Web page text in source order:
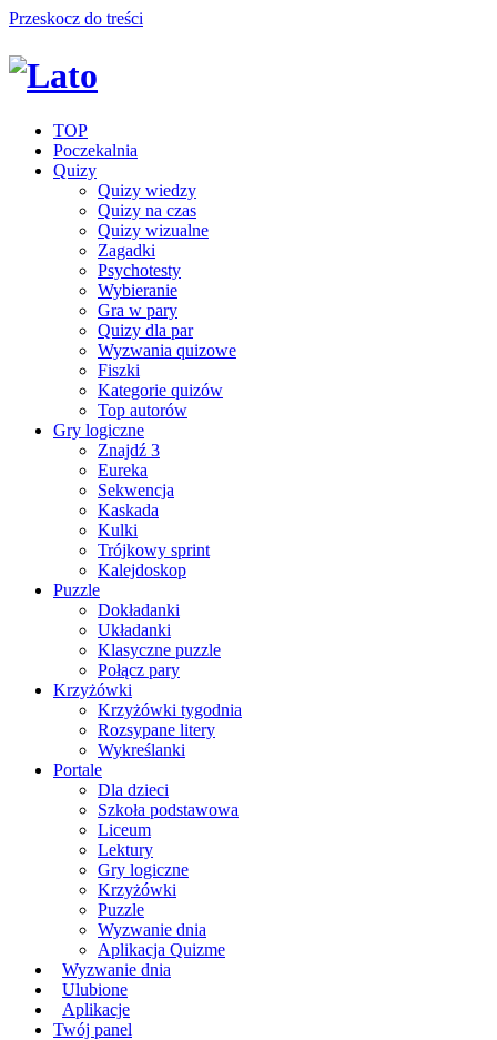
Przeskocz do treści
TOP
Poczekalnia
Quizy
Quizy wiedzy
Quizy na czas
Quizy wizualne
Zagadki
Psychotesty
Wybieranie
Gra w pary
Quizy dla par
Wyzwania quizowe
Fiszki
Kategorie quizów
Top autorów
Gry logiczne
Znajdź 3
Eureka
Sekwencja
Kaskada
Kulki
Trójkowy sprint
Kalejdoskop
Puzzle
Dokładanki
Układanki
Klasyczne puzzle
Połącz pary
Krzyżówki
Krzyżówki tygodnia
Rozsypane litery
Wykreślanki
Portale
Dla dzieci
Szkoła podstawowa
Liceum
Lektury
Gry logiczne
Krzyżówki
Puzzle
Wyzwanie dnia
Aplikacja Quizme
Wyzwanie dnia
Ulubione
Aplikacje
Twój panel